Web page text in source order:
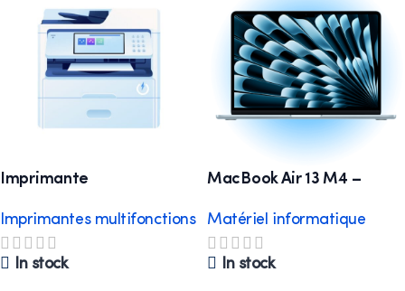
Imprimante
Standard
Imprimantes multifonctions
In stock
MacBook Air 13 M4 –
Go pour les pros nomades
Matériel informatique
In stock